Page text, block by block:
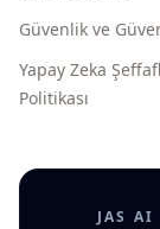
Güvenlik ve
Yapay Zeka
Politikası
JAS AI